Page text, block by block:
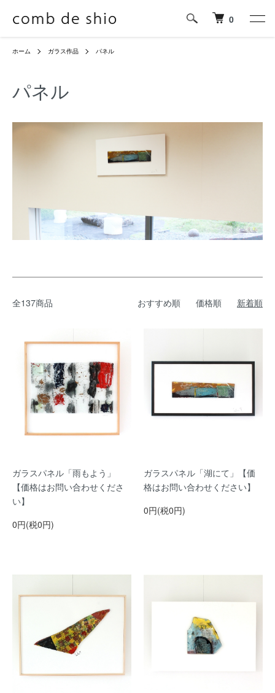
0
ホーム ガラス作品 パネル
パネル
全137商品 おすすめ順 価格順 新着順
ガラスパネル「雨もよう」
【価格はお問い合わせくださ
い】
0円(税0円)
ガラスパネル「湖にて」【価
格はお問い合わせください】
0円(税0円)